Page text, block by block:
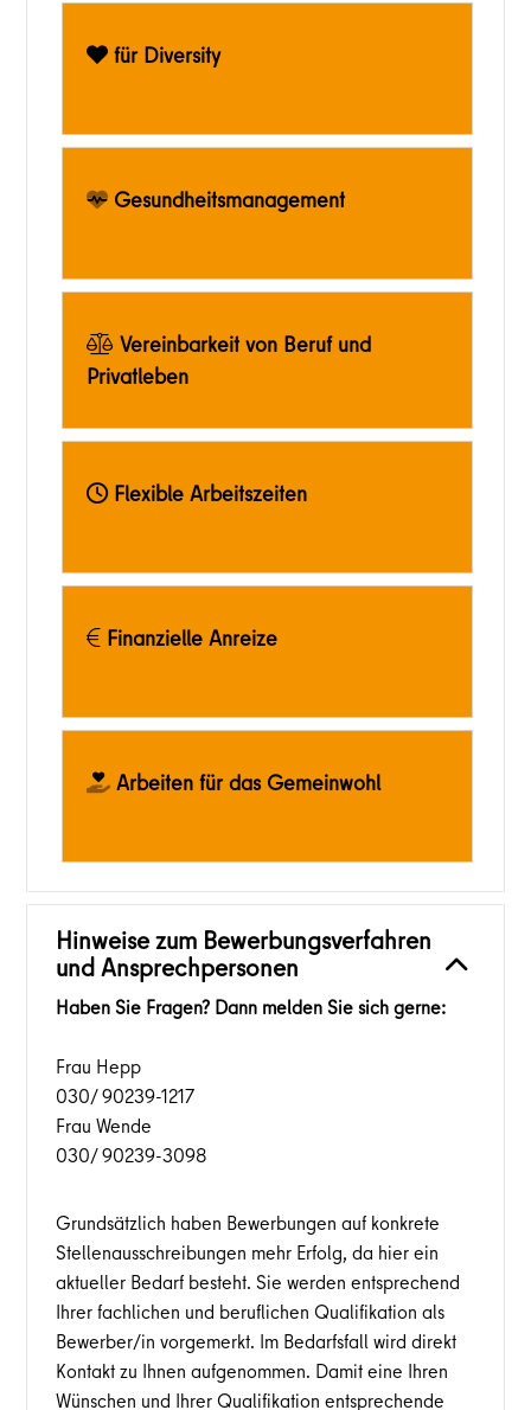
für Diversity
Gesundheitsmanagement
Vereinbarkeit von Beruf und
Privatleben
Flexible Arbeitszeiten
Finanzielle Anreize
Arbeiten für das Gemeinwohl
Hinweise zum Bewerbungsverfahren
und Ansprechpersonen
Haben Sie Fragen? Dann melden Sie sich gerne:
Frau Hepp
030/ 90239-1217
Frau Wende
030/ 90239-3098
Grundsätzlich haben Bewerbungen auf konkrete
Stellenausschreibungen mehr Erfolg, da hier ein
aktueller Bedarf besteht. Sie werden entsprechend
Ihrer fachlichen und beruflichen Qualifikation als
Bewerber/in vorgemerkt. Im Bedarfsfall wird direkt
Kontakt zu Ihnen aufgenommen. Damit eine Ihren
Wünschen und Ihrer Qualifikation entsprechende